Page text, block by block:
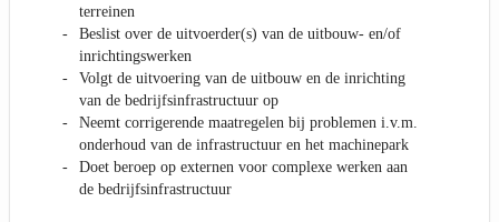
terreinen
Beslist over de uitvoerder(s) van de uitbouw- en/of
inrichtingswerken
Volgt de uitvoering van de uitbouw en de inrichting
van de bedrijfsinfrastructuur op
Neemt corrigerende maatregelen bij problemen i.v.m.
onderhoud van de infrastructuur en het machinepark
Doet beroep op externen voor complexe werken aan
de bedrijfsinfrastructuur